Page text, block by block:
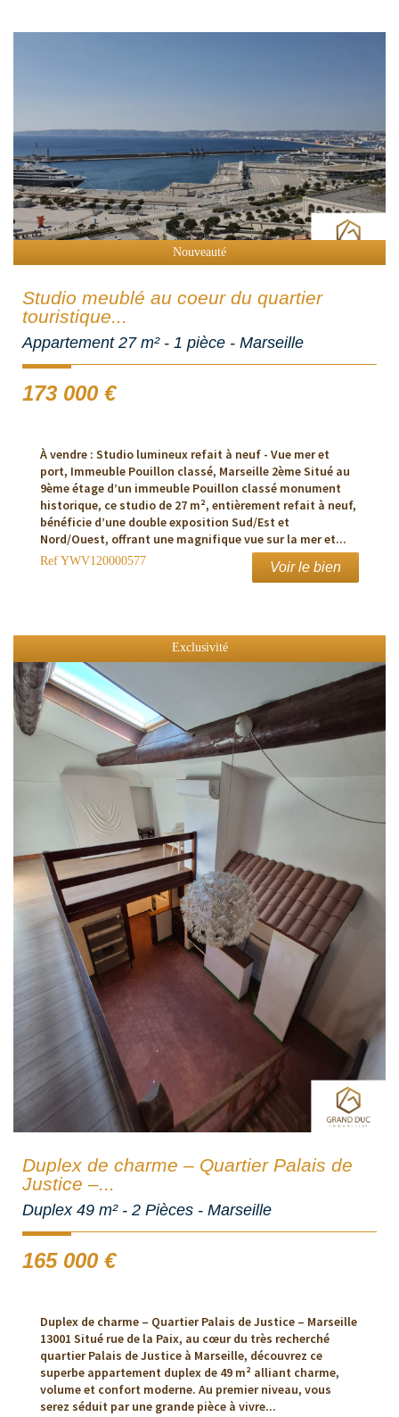
Nouveauté
Studio meublé au coeur du quartier
touristique...
Appartement 27 m² - 1 pièce - Marseille
173 000 €
À vendre : Studio lumineux refait à neuf - Vue mer et
port, Immeuble Pouillon classé, Marseille 2ème Situé au
9ème étage d’un immeuble Pouillon classé monument
historique, ce studio de 27 m², entièrement refait à neuf,
bénéficie d’une double exposition Sud/Est et
Nord/Ouest, offrant une magnifique vue sur la mer et...
Ref YWV120000577 Voir le bien
Exclusivité
Duplex de charme – Quartier Palais de
Justice –...
Duplex 49 m² - 2 Pièces - Marseille
165 000 €
Duplex de charme – Quartier Palais de Justice – Marseille
13001 Situé rue de la Paix, au cœur du très recherché
quartier Palais de Justice à Marseille, découvrez ce
superbe appartement duplex de 49 m² alliant charme,
volume et confort moderne. Au premier niveau, vous
serez séduit par une grande pièce à vivre...